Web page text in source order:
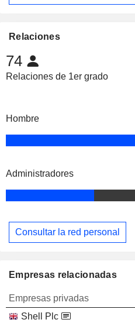
Relaciones
74
Relaciones de 1er grado
Hombre
Administradores
Consultar la red personal
Empresas relacionadas
Empresas privadas
Shell Plc